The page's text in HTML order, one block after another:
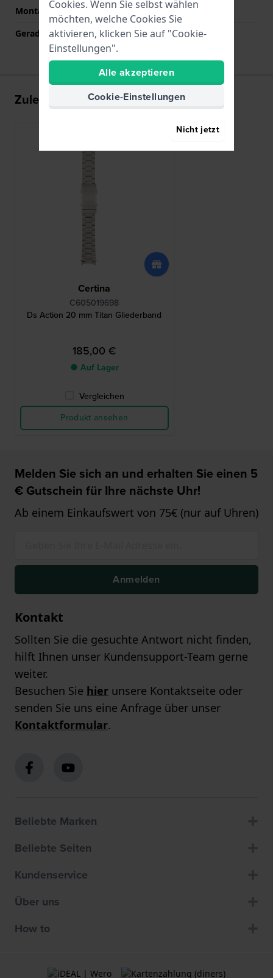
Montagetyp
Druckstifte
Gerade Bandhalterung
Nein
Zuletzt angesehen
Certina
C605019698
Ds Action 20 mm Titan Gliederband
185,00 €
● Auf Lager
Vergleichen
Produkt ansehen
Melden Sie sich an und erhalten Sie einen 5
€ Gutschein für Ihre nächste Uhr!
Ab einem Einkaufswert von 75€ (nur auf Uhren)
Anmelden
Kontakt
Sollten Sie die gesuchte Antwort nicht finden,
hilft Ihnen unser Kundensupport-Team gerne
weiter.
Besuchen Sie hier unsere Kontaktseite oder
senden Sie uns eine Anfrage über unser
Kontaktformular.
Beliebte Marken
Beliebte Seiten
Kundenservice
Über uns
How to
Cookies. Wenn Sie selbst wählen
möchten, welche Cookies Sie
aktivieren, klicken Sie auf "Cookie-
Einstellungen".
Alle akzeptieren
Cookie-Einstellungen
Nicht jetzt